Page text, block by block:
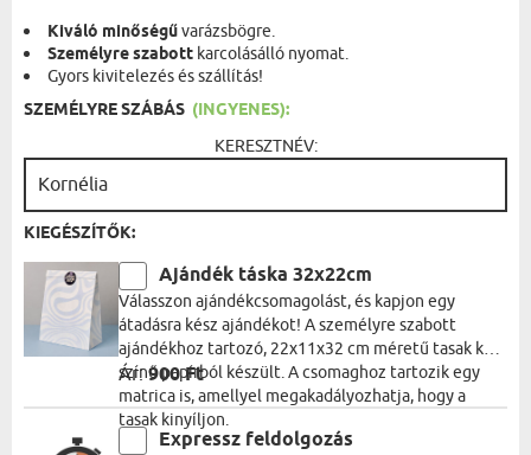
Kiváló minőségűvarázsbögre.
Személyre szabott karcolásálló nyomat.
Gyors kivitelezés és szállítás!
SZEMÉLYRE SZÁBÁS (INGYENES):
KERESZTNÉV:
KIEGÉSZÍTŐK:
Ajándék táska 32x22cm
Válasszon ajándékcsomagolást, és kapjon egy
átadásra kész ajándékot! A személyre szabott
ajándékhoz tartozó, 22x11x32 cm méretű tasak kék
színű papírból készült. A csomaghoz tartozik egy
matrica is, amellyel megakadályozhatja, hogy a
tasak kinyíljon.
Ár:900 Ft
Expressz feldolgozás